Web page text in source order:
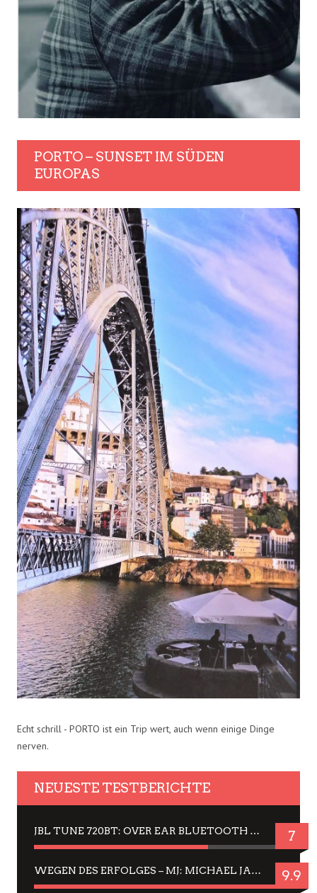
PORTO – SUNSET IM SÜDEN
EUROPAS
Echt schrill - PORTO ist ein Trip wert, auch wenn einige Dinge
nerven.
NEUESTE TESTBERICHTE
JBL TUNE 720BT: OVER EAR BLUETOOTH KOPFHÖRER UM DIE 50,-€ IM DAUER-TEST 7
WEGEN DES ERFOLGES – MJ: MICHAEL JACKSON MUSICAL IN EINER MATINEE SEHEN 9.9